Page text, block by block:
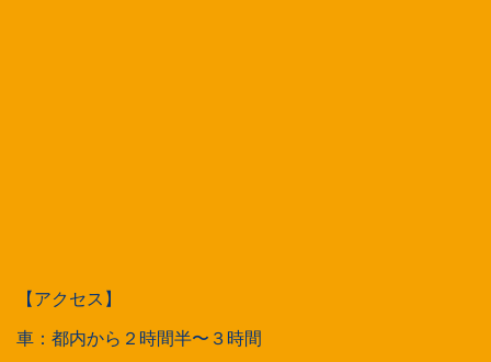
【アクセス】
車：都内から２時間半〜３時間